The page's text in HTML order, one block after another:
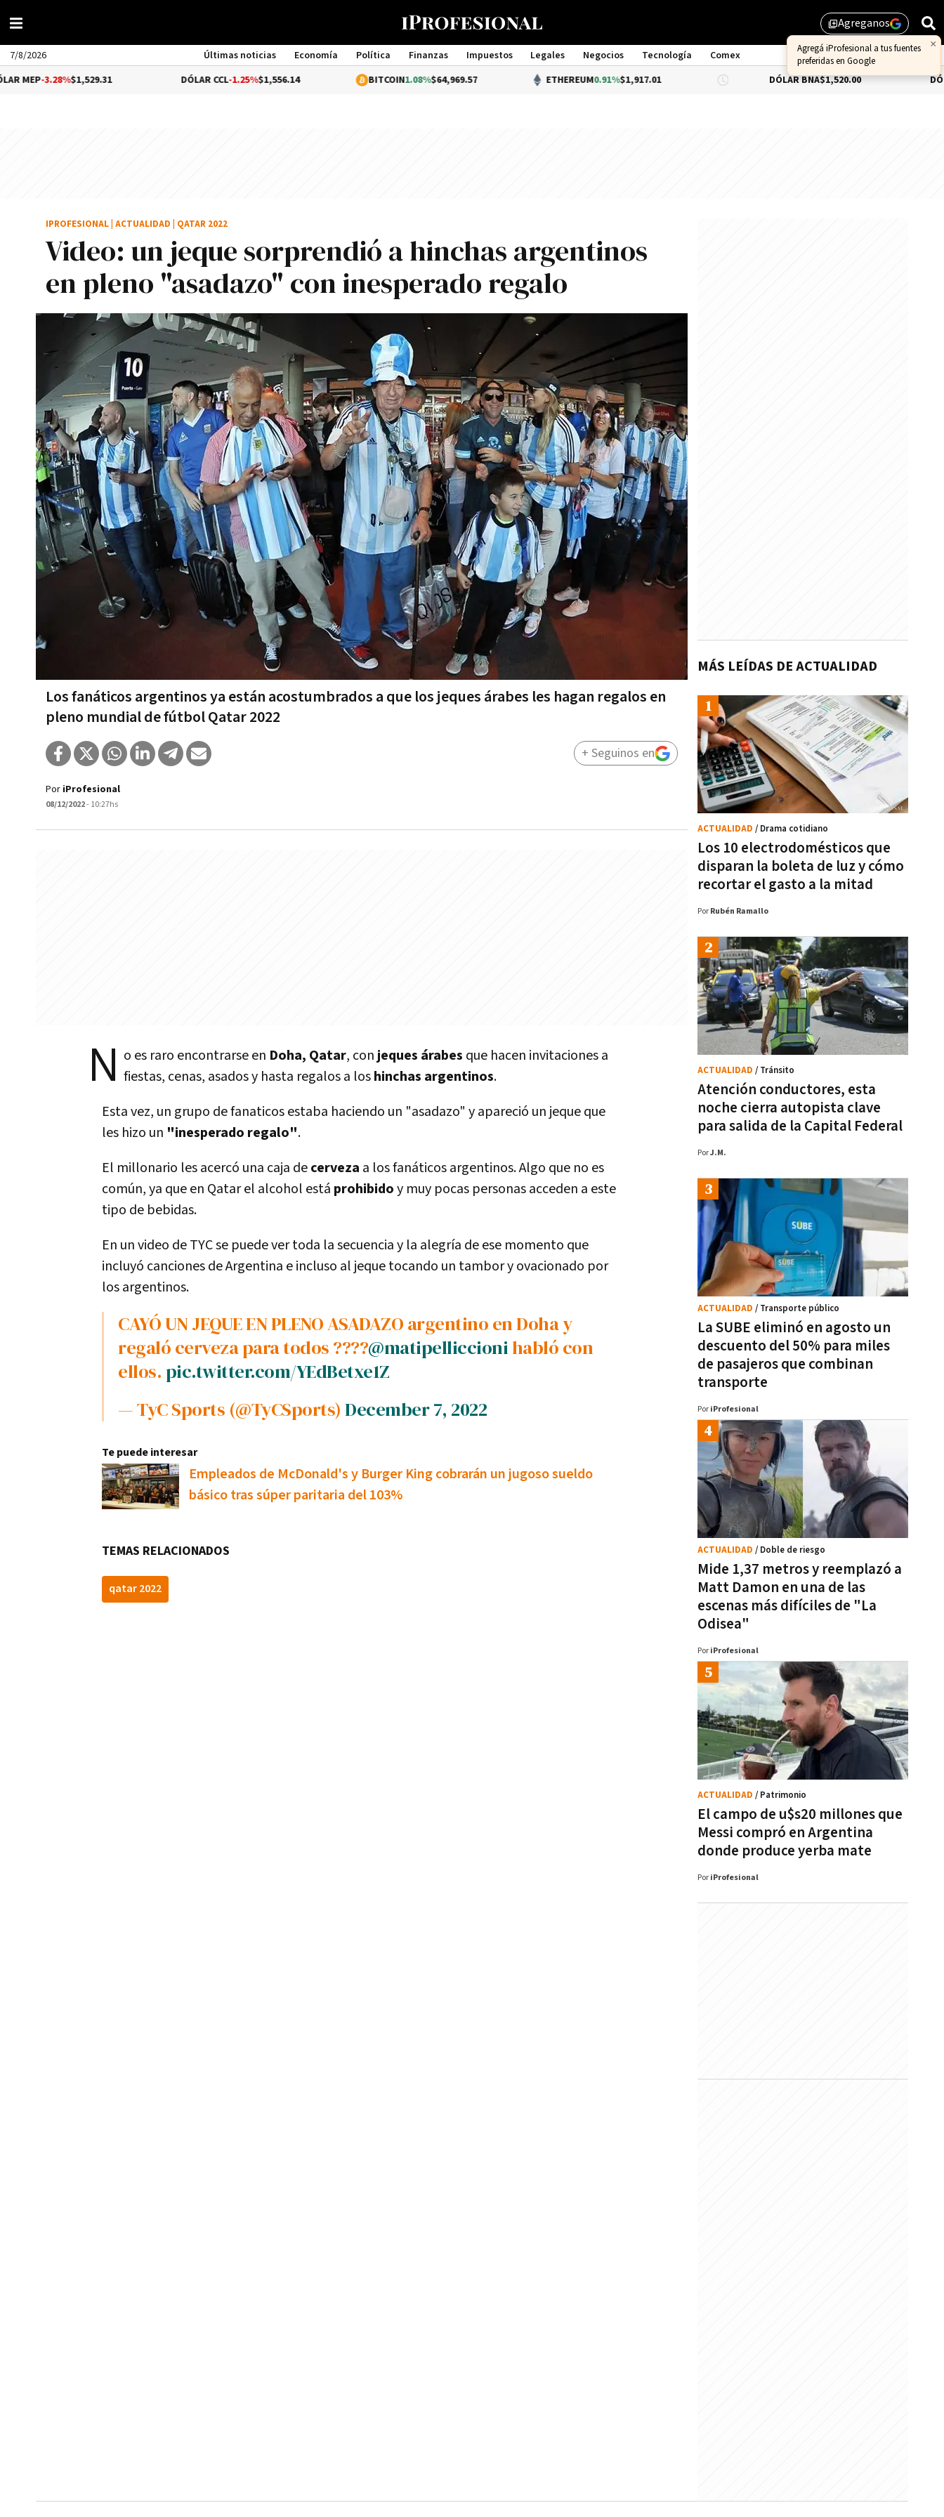
library_addAgreganos
7/8/2026 Últimas noticias Economía Política Finanzas Impuestos Legales Negocios Tecnología
Comex
Management
$1,529.31 -1.25%$1,556.14 1.08%$64,969.57 ETHEREUM 0.91%$1,917.01 DÓLAR BNA $1,520.00 DÓLAR BLUE-
Video: un jeque sorprendió a hinchas argentinos
en pleno "asadazo" con inesperado regalo
Los fanáticos argentinos ya están acostumbrados a que los jeques árabes les hagan regalos en
pleno mundial de fútbol Qatar 2022
IPROFESIONAL ACTUALIDAD QATAR 2022
Por iProfesional
08/12/2022- 10:27hs
+ Seguinos en
N o es raro encontrarse en Doha, Qatar, con jeques árabes que hacen invitaciones a
fiestas, cenas, asados y hasta regalos a loshinchas argentinos.
Esta vez, un grupo de fanaticos estaba haciendo un "asadazo" y apareció un jeque que
les hizo un "inesperado regalo".
El millonario les acercó una caja decerveza a los fanáticos argentinos. Algo que no es
común, ya que en Qatar el alcohol está prohibidoy muy pocas personas acceden a este
tipo de bebidas.
En un video de TYC se puede ver toda la secuencia y la alegría de ese momento que
incluyó canciones de Argentina e incluso al jeque tocando un tambor y ovacionado por
los argentinos.
CAYÓ UN JEQUE EN PLENO ASADAZO argentino en Doha y
regaló cerveza para todos ????@matipelliccionihabló con
ellos.pic.twitter.com/YEdBetxe1Z
— TyC Sports (@TyCSports)December 7, 2022
Te puede interesar
Empleados de McDonald's y Burger King cobrarán un jugoso sueldo
básico tras súper paritaria del 103%
TEMAS RELACIONADOS
qatar 2022
MÁS LEÍDAS DE ACTUALIDAD
Los 10 electrodomésticos que
disparan la boleta de luz y cómo
recortar el gasto a la mitad
ACTUALIDAD / Drama cotidiano
Por Rubén Ramallo
Atención conductores, esta
noche cierra autopista clave
para salida de la Capital Federal
ACTUALIDAD / Tránsito
PorJ.M.
La SUBE eliminó en agosto un
descuento del 50% para miles
de pasajeros que combinan
transporte
ACTUALIDAD / Transporte público
Por iProfesional
Mide 1,37 metros y reemplazó a
Matt Damon en una de las
escenas más difíciles de "La
Odisea"
ACTUALIDAD / Doble de riesgo
Por iProfesional
El campo de u$s20 millones que
Messi compró en Argentina
donde produce yerba mate
ACTUALIDAD / Patrimonio
Por iProfesional